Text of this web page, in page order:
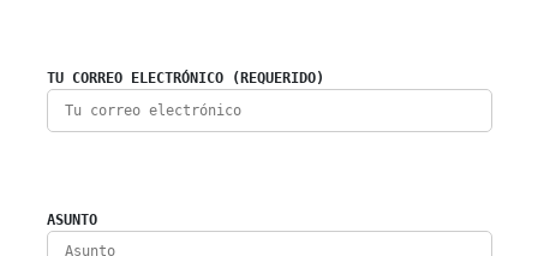
TU CORREO ELECTRÓNICO (REQUERIDO)
ASUNTO